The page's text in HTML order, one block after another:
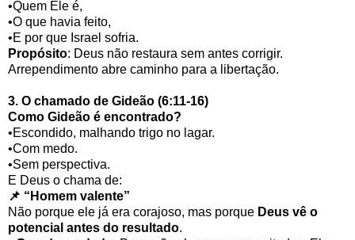
•Quem Ele é,
•O que havia feito,
•E por que Israel sofria.
Propósito: Deus não restaura sem antes corrigir.
Arrependimento abre caminho para a libertação.
3. O chamado de Gideão (6:11-16)
Como Gideão é encontrado?
•Escondido, malhando trigo no lagar.
•Com medo.
•Sem perspectiva.
E Deus o chama de:
📌 “Homem valente”
Não porque ele já era corajoso, mas porque Deus vê o
potencial antes do resultado.